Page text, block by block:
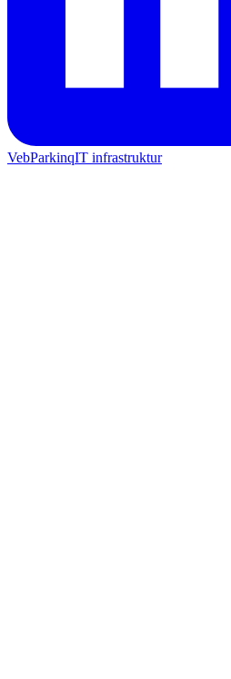
VebParkinqIT infrastruktur